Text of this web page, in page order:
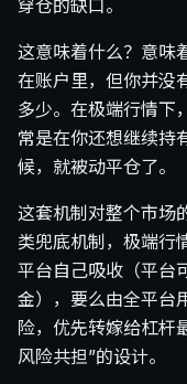
穿仓的缺口。
这意味着什么？意味
在账户里，但你并没
多少。在极端行情下
常是在你还想继续持
候，就被动平仓了。
这套机制对整个市场
类兜底机制，极端行
平台自己吸收（平台
金），要么由全平台
险，优先转嫁给杠杆
风险共担”的设计。